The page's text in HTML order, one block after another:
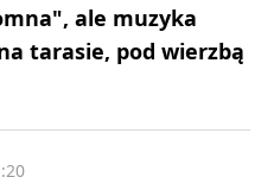
ale muzyka
tarasie, pod wierzbą